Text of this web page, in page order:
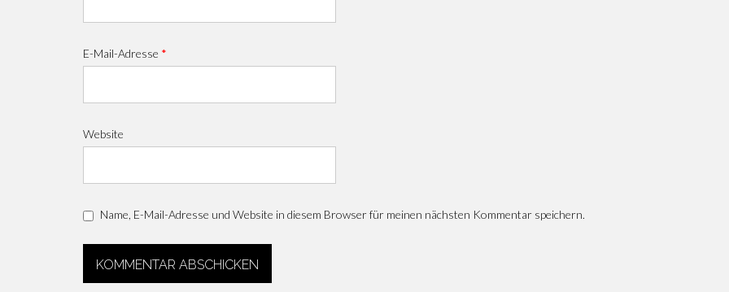
E-Mail-Adresse *
Website
Name, E-Mail-Adresse und Website in diesem Browser für meinen nächsten Kommentar speichern.